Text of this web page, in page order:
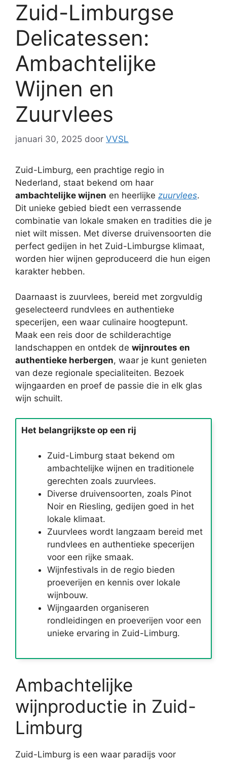
Zuid-Limburgse
Delicatessen:
Ambachtelijke
Wijnen en
Zuurvlees
januari 30, 2025 door VVSL
Zuid-Limburg, een prachtige regio in
Nederland, staat bekend om haar
ambachtelijke wijnen en heerlijke zuurvlees.
Dit unieke gebied biedt een verrassende
combinatie van lokale smaken en tradities die je
niet wilt missen. Met diverse druivensoorten die
perfect gedijen in het Zuid-Limburgse klimaat,
worden hier wijnen geproduceerd die hun eigen
karakter hebben.
Daarnaast is zuurvlees, bereid met zorgvuldig
geselecteerd rundvlees en authentieke
specerijen, een waar culinaire hoogtepunt.
Maak een reis door de schilderachtige
landschappen en ontdek de wijnroutes en
authentieke herbergen, waar je kunt genieten
van deze regionale specialiteiten. Bezoek
wijngaarden en proef de passie die in elk glas
wijn schuilt.
Het belangrijkste op een rij
Zuid-Limburg staat bekend om
ambachtelijke wijnen en traditionele
gerechten zoals zuurvlees.
Diverse druivensoorten, zoals Pinot
Noir en Riesling, gedijen goed in het
lokale klimaat.
Zuurvlees wordt langzaam bereid met
rundvlees en authentieke specerijen
voor een rijke smaak.
Wijnfestivals in de regio bieden
proeverijen en kennis over lokale
wijnbouw.
Wijngaarden organiseren
rondleidingen en proeverijen voor een
unieke ervaring in Zuid-Limburg.
Ambachtelijke
wijnproductie in Zuid-
Limburg
Zuid-Limburg is een waar paradijs voor